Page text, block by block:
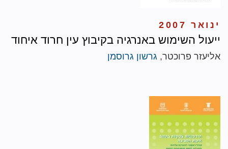
ינואר 2007
ייעול השימוש באנרגיה בקיבוץ עין חרוד איחוד
אליעזר פרוכטר, גרשון גרוסמן